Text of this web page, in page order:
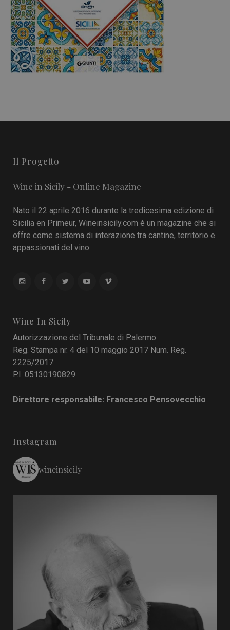
Il Progetto
Wine in Sicily - Online Magazine
Nato il 22 aprile 2016 durante la tredicesima edizione di
Sicilia en Primeur, Wineinsicily.com è un magazine che si
offre come sistema di interazione tra cantine, territorio e
appassionati del vino.
Wine In Sicily
Autorizzazione del Tribunale di Palermo
Reg. Stampa nr. 4 del 10 maggio 2017 Num. Reg.
2225/2017
P.I. 05130190829
Direttore responsabile: Francesco Pensovecchio
Instagram
wineinsicily